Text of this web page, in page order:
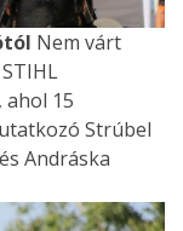
Nem várt
15
Strúbel
Andráska